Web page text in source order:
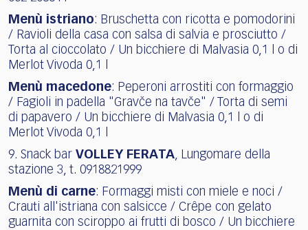
Menù istriano: Bruschetta con ricotta e pomodorini
/ Ravioli della casa con salsa di salvia e prosciutto /
Torta al cioccolato / Un bicchiere di Malvasia 0,1 l o di
Merlot Vivoda 0,1 l
Menù macedone: Peperoni arrostiti con formaggio
/ Fagioli in padella "Gravče na tavče" / Torta di semi
di papavero / Un bicchiere di Malvasia 0,1 l o di
Merlot Vivoda 0,1 l
9. Snack bar VOLLEY FERATA, Lungomare della
stazione 3, t. 0918821999
Menù di carne: Formaggi misti con miele e noci /
Crauti all'istriana con salsicce / Crêpe con gelato
guarnita con sciroppo ai frutti di bosco / Un bicchiere